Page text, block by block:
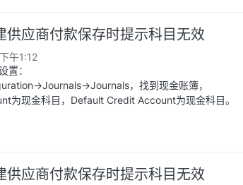
应商付款保存时提示科目无效
午1:12
置：
>Journals->Journals，找到现金账簿，
为现金科目，Default Credit Account为现金科目。
应商付款保存时提示科目无效